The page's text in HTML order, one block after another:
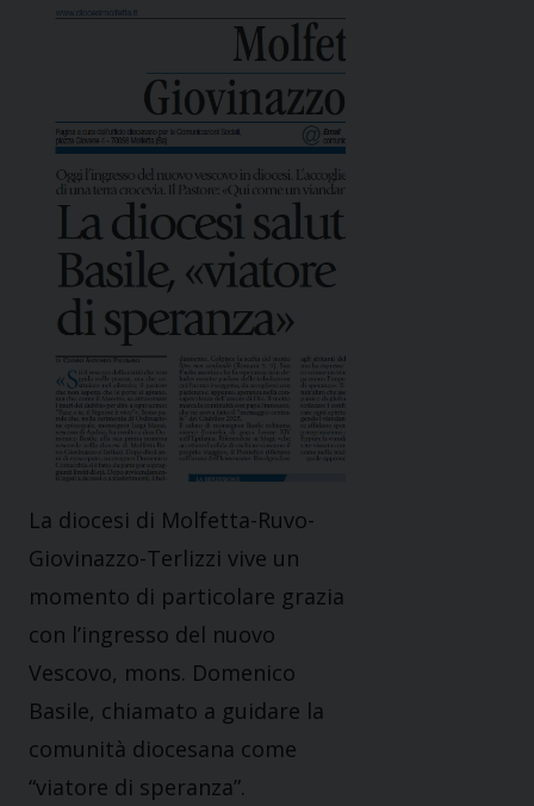
La diocesi di Molfetta-Ruvo-
Giovinazzo-Terlizzi vive un
momento di particolare grazia
con l’ingresso del nuovo
Vescovo, mons. Domenico
Basile, chiamato a guidare la
comunità diocesana come
“viatore di speranza”.